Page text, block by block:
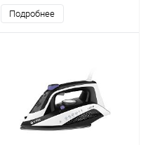
Подробнее